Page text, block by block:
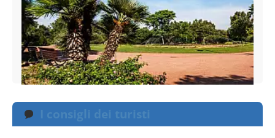
I consigli dei turisti